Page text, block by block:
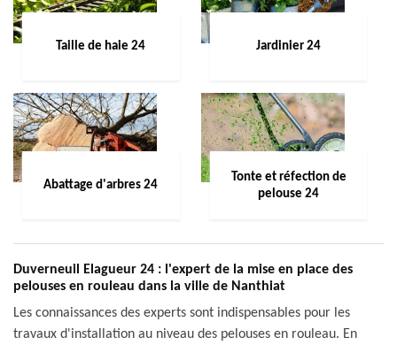
Taille de haie 24 Jardinier 24
Abattage d'arbres 24
Tonte et réfection de
pelouse 24
Duverneuil Elagueur 24 : l'expert de la mise en place des
pelouses en rouleau dans la ville de Nanthiat
Les connaissances des experts sont indispensables pour les
travaux d'installation au niveau des pelouses en rouleau. En